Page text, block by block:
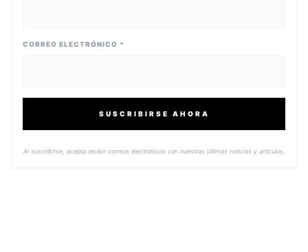
CORREO ELECTRÓNICO *
SUSCRIBIRSE AHORA
Al suscribirse, acepta recibir correos electrónicos con nuestras últimas noticias y artículos.